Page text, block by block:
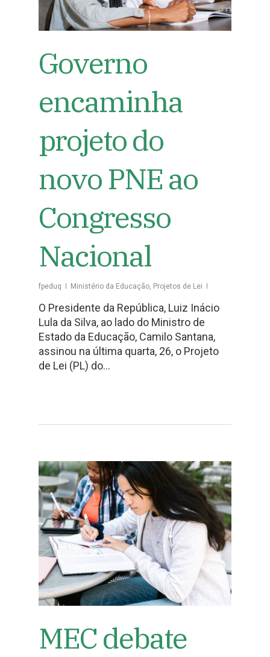
Governo
encaminha
projeto do
novo PNE ao
Congresso
Nacional
fpeduq Ministério da Educação, Projetos de Lei
O Presidente da República, Luiz Inácio
Lula da Silva, ao lado do Ministro de
Estado da Educação, Camilo Santana,
assinou na última quarta, 26, o Projeto
de Lei (PL) do…
MEC debate